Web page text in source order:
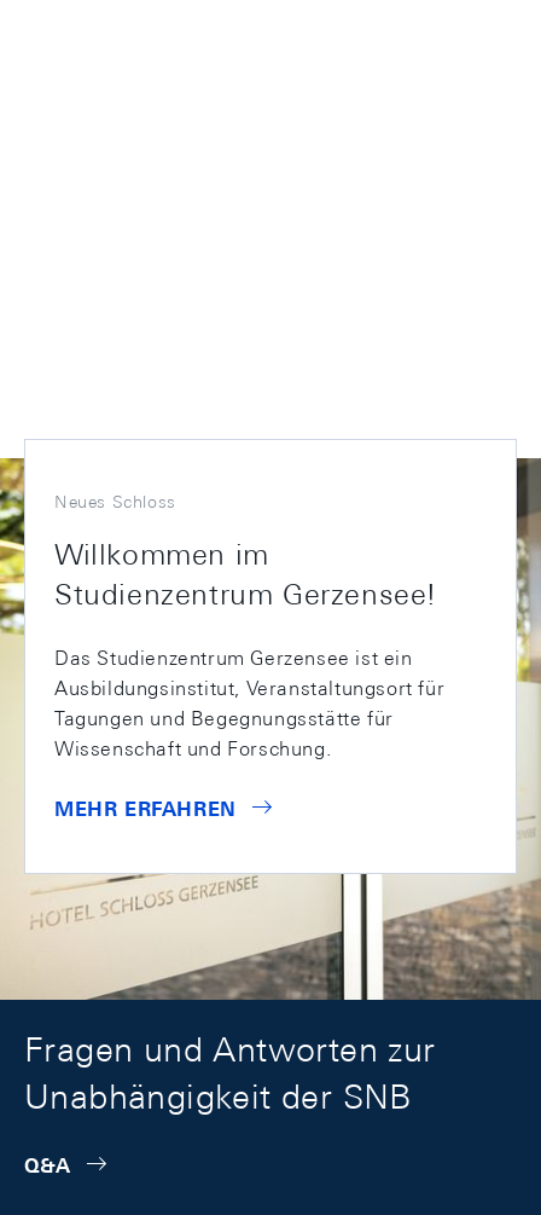
Neues Schloss
Willkommen im
Studienzentrum Gerzensee!
Das Studienzentrum Gerzensee ist ein
Ausbildungsinstitut, Veranstaltungsort für
Tagungen und Begegnungsstätte für
Wissenschaft und Forschung.
MEHR ERFAHREN
Fragen und Antworten zur
Unabhängigkeit der SNB
Q&A